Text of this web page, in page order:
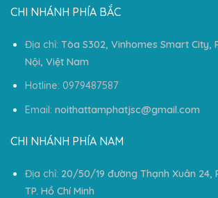
CHI NHÁNH PHÍA BẮC
Địa chỉ: Tòa S302, Vinhomes Smart City,
Nội, Việt Nam
Hotline: 0979487587
Email: noithattamphatjsc@gmail.com
CHI NHÁNH PHÍA NAM
Địa chỉ: 20/50/19 đường Thạnh Xuân 24,
TP. Hồ Chí Minh